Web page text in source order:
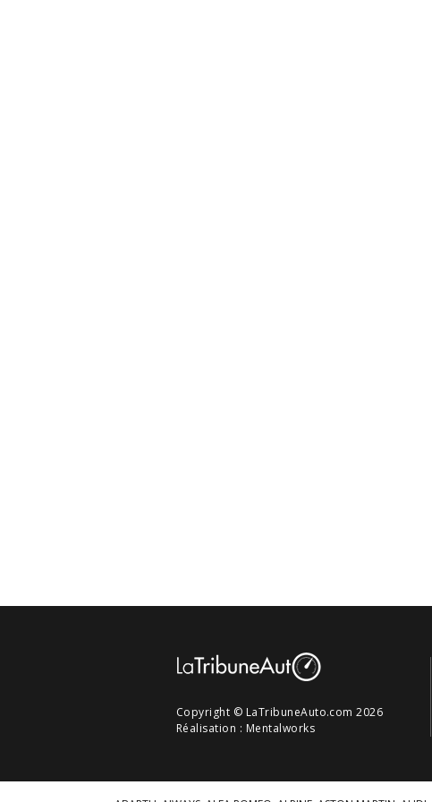
Copyright © LaTribuneAuto.com 2026
Réalisation : Mentalworks